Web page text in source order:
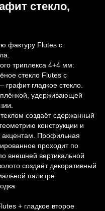
стекло,
фактуру Flutes с
триплекса 4+4 мм:
стекло Flutes с
гладкое стекло.
удерживающей
создаёт сдержанный
конструкции и
Профильная
проходит по
внешней вертикальной
создаёт декоративный
палитре.
+ гладкое второе